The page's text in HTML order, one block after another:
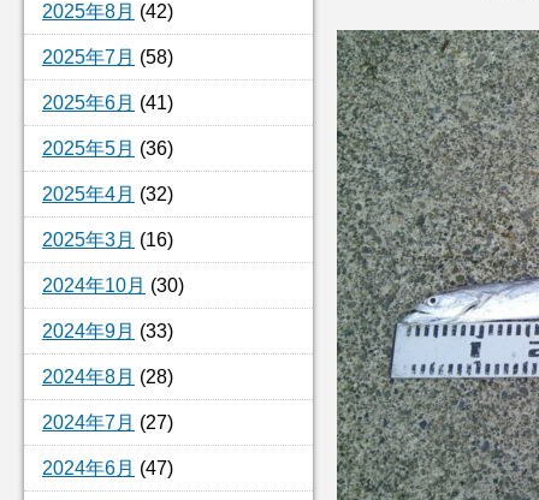
2025年8月 (42)
2025年7月 (58)
2025年6月 (41)
2025年5月 (36)
2025年4月 (32)
2025年3月 (16)
2024年10月 (30)
2024年9月 (33)
2024年8月 (28)
2024年7月 (27)
2024年6月 (47)